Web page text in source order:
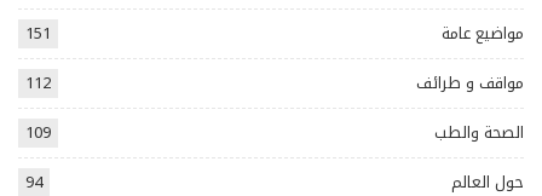
مواضيع عامة
151
مواقف و طرائف
112
الصحة والطب
109
حول العالم
94